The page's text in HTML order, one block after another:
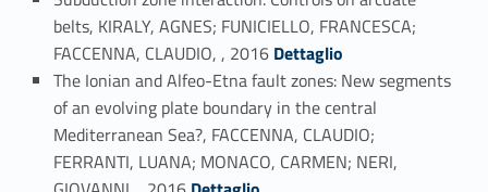
belts, KIRALY, AGNES; FUNICIELLO, FRANCESCA;
FACCENNA, CLAUDIO, , 2016 Link identifier #identifier_person_156873-104
Dettaglio
The Ionian and Alfeo-Etna fault zones: New segments
of an evolving plate boundary in the central
Mediterranean Sea?, FACCENNA, CLAUDIO;
FERRANTI, LUANA; MONACO, CARMEN; NERI,
Link identifier #identifier_person_148588-105